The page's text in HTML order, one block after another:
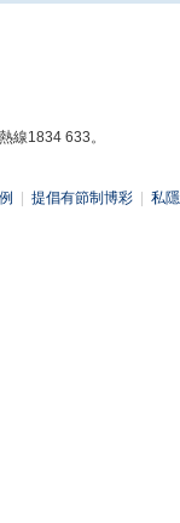
線1834 633。
提倡有節制博彩 私